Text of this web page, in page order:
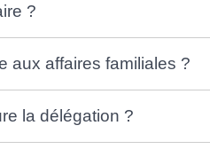
?
aux affaires familiales ?
la délégation ?